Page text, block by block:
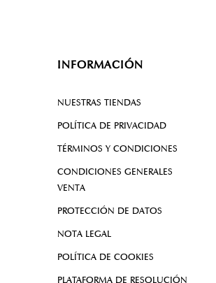
INFORMACIÓN
NUESTRAS TIENDAS
POLÍTICA DE PRIVACIDAD
TÉRMINOS Y CONDICIONES
CONDICIONES GENERALES
VENTA
PROTECCIÓN DE DATOS
NOTA LEGAL
POLÍTICA DE COOKIES
PLATAFORMA DE RESOLUCIÓN